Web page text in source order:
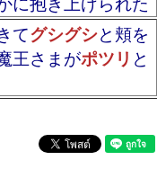
てグシグシと頬を
王さまがポツリ と